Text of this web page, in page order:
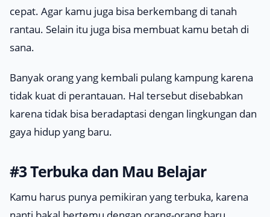
cepat. Agar kamu juga bisa berkembang di tanah
rantau. Selain itu juga bisa membuat kamu betah di
sana.
Banyak orang yang kembali pulang kampung karena
tidak kuat di perantauan. Hal tersebut disebabkan
karena tidak bisa beradaptasi dengan lingkungan dan
gaya hidup yang baru.
#3 Terbuka dan Mau Belajar
Kamu harus punya pemikiran yang terbuka, karena